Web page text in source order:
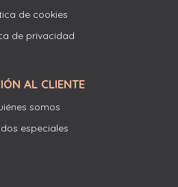
de cookies
de privacidad
AL CLIENTE
somos
especiales